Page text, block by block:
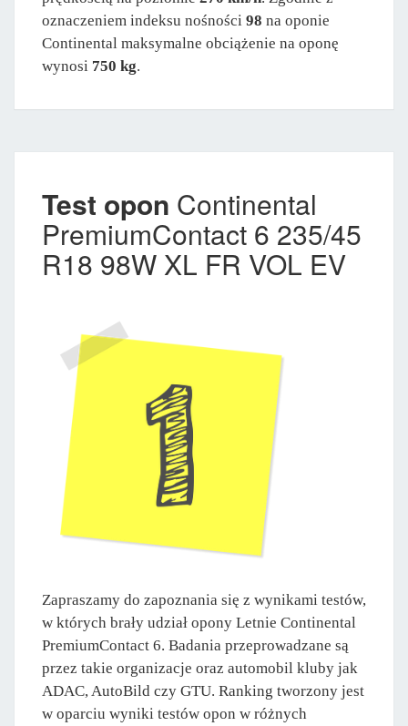
oznaczeniem indeksu nośności 98 na oponie
Continental maksymalne obciążenie na oponę
wynosi 750 kg.
Test opon Continental
PremiumContact 6 235/45
R18 98W XL FR VOL EV
Zapraszamy do zapoznania się z wynikami testów,
w których brały udział opony Letnie Continental
PremiumContact 6. Badania przeprowadzane są
przez takie organizacje oraz automobil kluby jak
ADAC, AutoBild czy GTU. Ranking tworzony jest
w oparciu wyniki testów opon w różnych